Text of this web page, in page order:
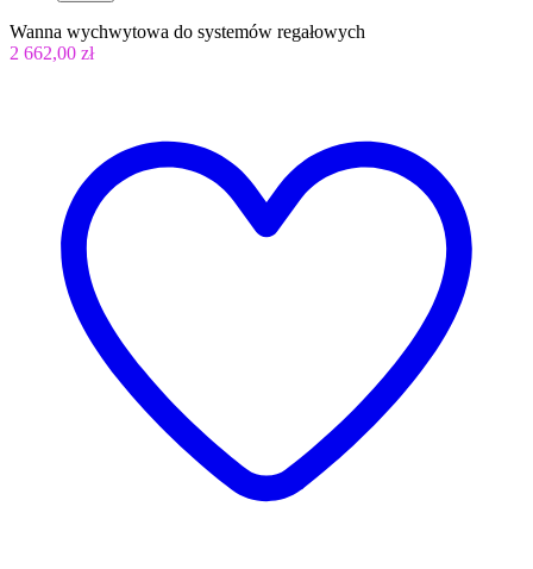
Wanna wychwytowa do systemów regałowych
2 662,00 zł